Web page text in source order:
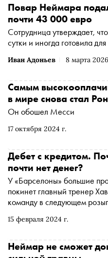
Иван Адоньев 8 марта
Повар Неймара
почти 43 000 евро
Сотрудница утверждает,
сутки и иногда готовила
17 октября 2024 г.
Самым
в мире снова стал
Он обошел Месси
15 февраля 2024 г.
Дебет с кредитом.
почти нет денег?
У «Барселоны» большие
покинет главный тренер
команду в следующем
«Барсы» многомиллионные
Неймар не сможет